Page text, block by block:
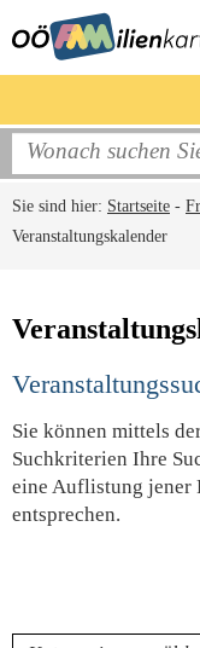
Sie sind hier: Startseite -
Veranstaltungskalender
Sie können mittels
Suchkriterien Ihre
eine Auflistung jener
entsprechen.